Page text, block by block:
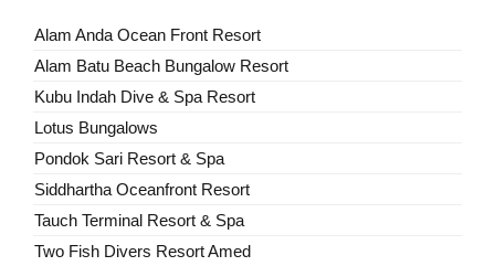
Alam Anda Ocean Front Resort
Alam Batu Beach Bungalow Resort
Kubu Indah Dive & Spa Resort
Lotus Bungalows
Pondok Sari Resort & Spa
Siddhartha Oceanfront Resort
Tauch Terminal Resort & Spa
Two Fish Divers Resort Amed